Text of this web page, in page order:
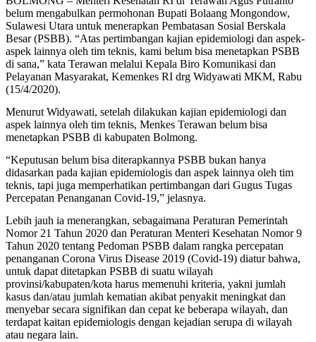
belum mengabulkan permohonan Bupati Bolaang Mongondow,
Sulawesi Utara untuk menerapkan Pembatasan Sosial Berskala
Besar (PSBB). “Atas pertimbangan kajian epidemiologi dan aspek-
aspek lainnya oleh tim teknis, kami belum bisa menetapkan PSBB
di sana,” kata Terawan melalui Kepala Biro Komunikasi dan
Pelayanan Masyarakat, Kemenkes RI drg Widyawati MKM, Rabu
(15/4/2020).
Menurut Widyawati, setelah dilakukan kajian epidemiologi dan
aspek lainnya oleh tim teknis, Menkes Terawan belum bisa
menetapkan PSBB di kabupaten Bolmong.
“Keputusan belum bisa diterapkannya PSBB bukan hanya
didasarkan pada kajian epidemiologis dan aspek lainnya oleh tim
teknis, tapi juga memperhatikan pertimbangan dari Gugus Tugas
Percepatan Penanganan Covid-19,” jelasnya.
Lebih jauh ia menerangkan, sebagaimana Peraturan Pemerintah
Nomor 21 Tahun 2020 dan Peraturan Menteri Kesehatan Nomor 9
Tahun 2020 tentang Pedoman PSBB dalam rangka percepatan
penanganan Corona Virus Disease 2019 (Covid-19) diatur bahwa,
untuk dapat ditetapkan PSBB di suatu wilayah
provinsi/kabupaten/kota harus memenuhi kriteria, yakni jumlah
kasus dan/atau jumlah kematian akibat penyakit meningkat dan
menyebar secara signifikan dan cepat ke beberapa wilayah, dan
terdapat kaitan epidemiologis dengan kejadian serupa di wilayah
atau negara lain.